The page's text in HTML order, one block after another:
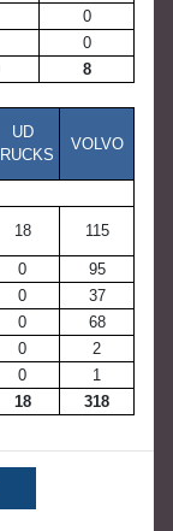
0
0
8
UD
VOLVO
18 115
0
95
0
37
0
68
0
2
0
1
18 318